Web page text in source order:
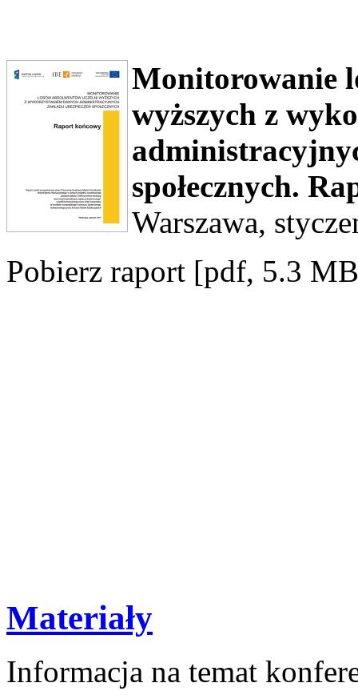
Monitorowanie
wyższych z
społecznych.
Warszawa,
Pobierz raport [pdf, 5.3
Materiały
Informacja na temat